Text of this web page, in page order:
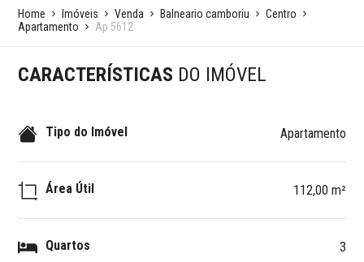
Home Imóveis Venda Balneario camboriu
Centro
Apartamento
Ap 5612
CARACTERÍSTICAS DO IMÓVEL
Tipo do Imóvel Apartamento
Área Útil 112,00 m²
Quartos 3